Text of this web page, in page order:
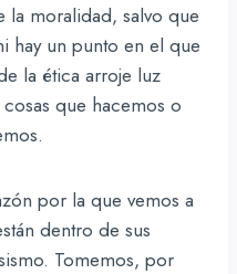
moralidad, salvo que
hay un punto en el que
la ética arroje luz
que hacemos o
por la que vemos a
dentro de sus
Tomemos, por